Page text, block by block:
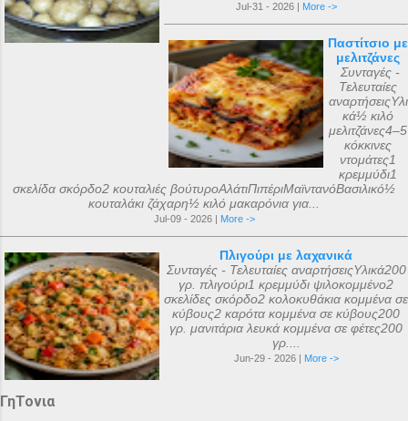
Jul-31 - 2026 | More ->
Παστίτσιο με
μελιτζάνες
Συνταγές -
Τελευταίες
αναρτήσειςΥλι
κά½ κιλό
μελιτζάνες4–5
κόκκινες
ντομάτες1
κρεμμύδι1
σκελίδα σκόρδο2 κουταλιές βούτυροΑλάτιΠιπέριΜαϊντανόΒασιλικό½
κουταλάκι ζάχαρη½ κιλό μακαρόνια για...
Jul-09 - 2026 | More ->
Πλιγούρι με λαχανικά
Συνταγές - Τελευταίες αναρτήσειςΥλικά200
γρ. πλιγούρι1 κρεμμύδι ψιλοκομμένο2
σκελίδες σκόρδο2 κολοκυθάκια κομμένα σε
κύβους2 καρότα κομμένα σε κύβους200
γρ. μανιτάρια λευκά κομμένα σε φέτες200
γρ....
Jun-29 - 2026 | More ->
ΓηΤονια